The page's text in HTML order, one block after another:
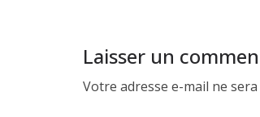
Laisser un
Votre adresse e-mail ne